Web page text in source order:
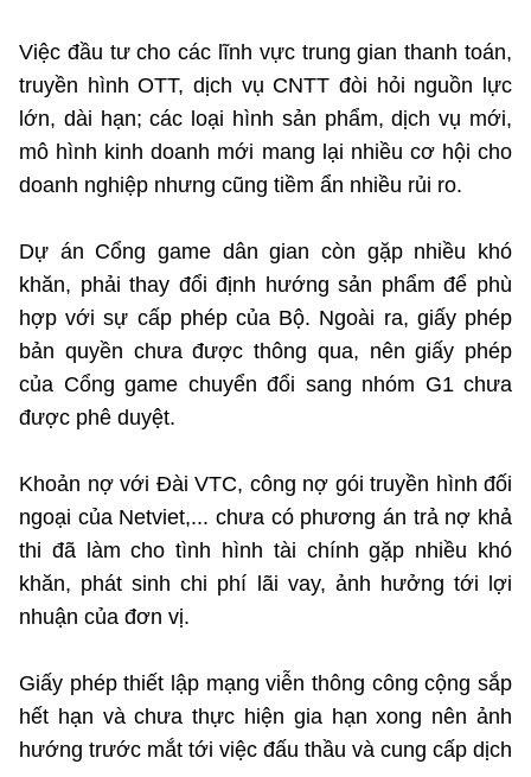
Việc đầu tư cho các lĩnh vực trung gian thanh toán,
truyền hình OTT, dịch vụ CNTT đòi hỏi nguồn lực
lớn, dài hạn; các loại hình sản phẩm, dịch vụ mới,
mô hình kinh doanh mới mang lại nhiều cơ hội cho
doanh nghiệp nhưng cũng tiềm ẩn nhiều rủi ro.
Dự án Cổng game dân gian còn gặp nhiều khó
khăn, phải thay đổi định hướng sản phẩm để phù
hợp với sự cấp phép của Bộ. Ngoài ra, giấy phép
bản quyền chưa được thông qua, nên giấy phép
của Cổng game chuyển đổi sang nhóm G1 chưa
được phê duyệt.
Khoản nợ với Đài VTC, công nợ gói truyền hình đối
ngoại của Netviet,... chưa có phương án trả nợ khả
thi đã làm cho tình hình tài chính gặp nhiều khó
khăn, phát sinh chi phí lãi vay, ảnh hưởng tới lợi
nhuận của đơn vị.
Giấy phép thiết lập mạng viễn thông công cộng sắp
hết hạn và chưa thực hiện gia hạn xong nên ảnh
hướng trước mắt tới việc đấu thầu và cung cấp dịch